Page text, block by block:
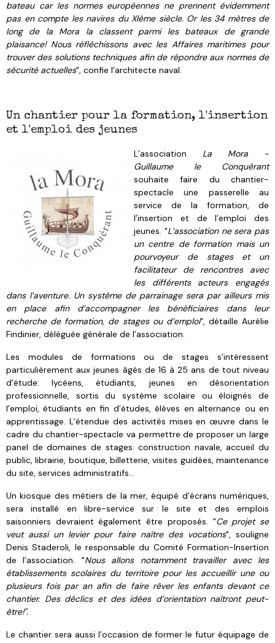
bateau car les normes européennes ne prennent évidemment
pas en compte les navires du XIème siècle. Or les 34 mètres de
long de la Mora la classent parmi les bateaux de grande
plaisance! Nous réfléchissons avec les Affaires maritimes pour
trouver des solutions techniques afin de répondre aux normes de
sécurité actuelles", confie l’architecte naval.
Un chantier pour la formation, l'insertion
et l'emploi des jeunes
L’association La Mora -
Guillaume le Conquérant
souhaite faire du chantier-
spectacle une passerelle au
service de la formation, de
l’insertion et de l’emploi des
jeunes. "L’association ne sera pas
un centre de formation mais un
pourvoyeur de stages et un
facilitateur de rencontres avec
les différents acteurs engagés
dans l’aventure. Un système de parrainage sera par ailleurs mis
en place afin d’accompagner les bénéficiaires dans leur
recherche de formation, de stages ou d’emploi", détaille Aurélie
Findinier, déléguée générale de l’association.
Les modules de formations ou de stages s’intéressent
particulièrement aux jeunes âgés de 16 à 25 ans de tout niveau
d’étude: lycéens, étudiants, jeunes en désorientation
professionnelle, sortis du système scolaire ou éloignés de
l’emploi, étudiants en fin d’études, élèves en alternance ou en
apprentissage. L’étendue des activités mises en œuvre dans le
cadre du chantier-spectacle va permettre de proposer un large
panel de domaines de stages: construction navale, accueil du
public, librairie, boutique, billetterie, visites guidées, maintenance
du site, services administratifs…
Un kiosque des métiers de la mer, équipé d’écrans numériques,
sera installé en libre-service sur le site et des emplois
saisonniers devraient également être proposés. "Ce projet se
veut aussi un levier pour faire naître des vocations", souligne
Denis Staderoli, le responsable du Comité Formation-Insertion
de l’association. "Nous allons notamment travailler avec les
établissements scolaires du territoire pour les accueillir une ou
plusieurs fois par an afin de faire rêver les enfants devant ce
chantier. Des déclics et des idées d’orientation naîtront peut-
être!".
Le chantier sera aussi l’occasion de former le futur équipage de